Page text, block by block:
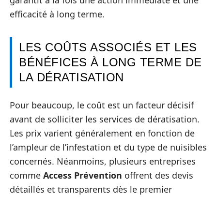
efficacité à long terme.
LES COÛTS ASSOCIÉS ET LES
BÉNÉFICES À LONG TERME DE
LA DÉRATISATION
Pour beaucoup, le coût est un facteur décisif
avant de solliciter les services de dératisation.
Les prix varient généralement en fonction de
l’ampleur de l’infestation et du type de nuisibles
concernés. Néanmoins, plusieurs entreprises
comme Access Prévention offrent des devis
détaillés et transparents dès le premier